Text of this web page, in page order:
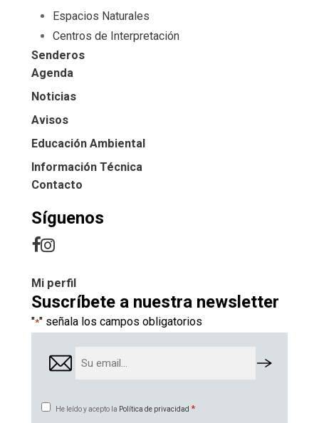
Espacios Naturales
Centros de Interpretación
Senderos
Agenda
Noticias
Avisos
Educación Ambiental
Información Técnica
Contacto
Síguenos
Mi perfil
Suscríbete a nuestra newsletter
"*" señala los campos obligatorios
Email
Consentimiento
He leído y acepto la Política de privacidad *